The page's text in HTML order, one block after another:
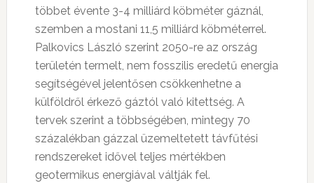
többet évente 3-4 milliárd köbméter gáznál,
szemben a mostani 11,5 milliárd köbméterrel.
Palkovics László szerint 2050-re az ország
területén termelt, nem fosszilis eredetű energia
segítségével jelentősen csökkenhetne a
külföldről érkező gáztól való kitettség. A
tervek szerint a többségében, mintegy 70
százalékban gázzal üzemeltetett távfűtési
rendszereket idővel teljes mértékben
geotermikus energiával váltják fel.